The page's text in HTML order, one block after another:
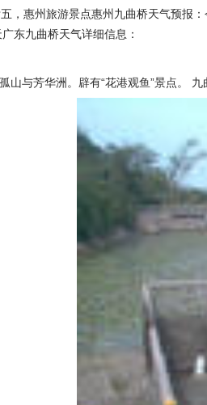
，惠州旅游景点惠州九曲桥天气预
东九曲桥天气详细信息：
山与芳华洲。辟有“花港观鱼”景点。